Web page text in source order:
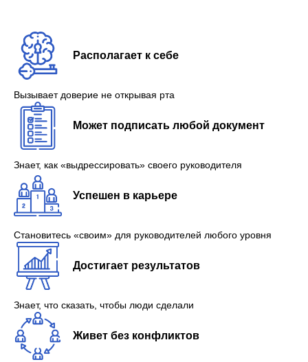
Располагает к себе
Вызывает доверие не открывая рта
Может подписать любой документ
Знает, как «выдрессировать» своего руководителя
Успешен в карьере
Становитесь «своим» для руководителей любого уровня
Достигает результатов
Знает, что сказать, чтобы люди сделали
Живет без конфликтов